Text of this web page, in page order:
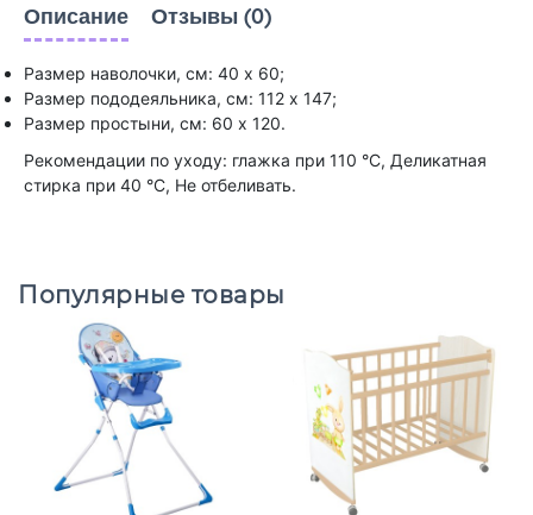
Описание Отзывы (0)
Размер наволочки, см: 40 х 60;
Размер пододеяльника, см: 112 х 147;
Размер простыни, см: 60 х 120.
Рекомендации по уходу: глажка при 110 °С, Деликатная
стирка при 40 °С, Не отбеливать.
Популярные товары